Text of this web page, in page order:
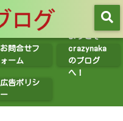
お問合せフ
ォーム
ようこそ
crazynaka
のブログ
へ！
広告ポリシ
ー